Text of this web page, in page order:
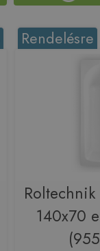
Rendelésre
Roltechnik
140x70